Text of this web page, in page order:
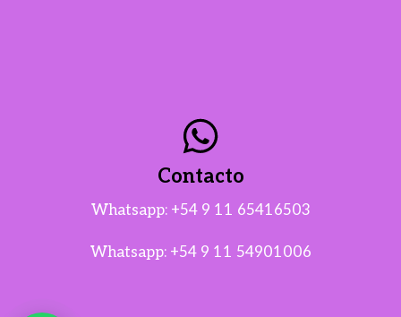
Contacto
Whatsapp: +54 9 11 65416503
Whatsapp: +54 9 11 54901006